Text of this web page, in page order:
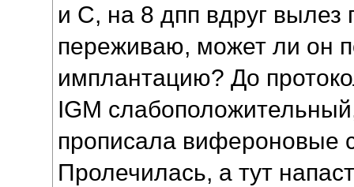
и C, на 8 дпп вдруг вылез
переживаю, может ли он
имплантацию? До
IGM
прописала вифероновые
Пролечилась, а тут